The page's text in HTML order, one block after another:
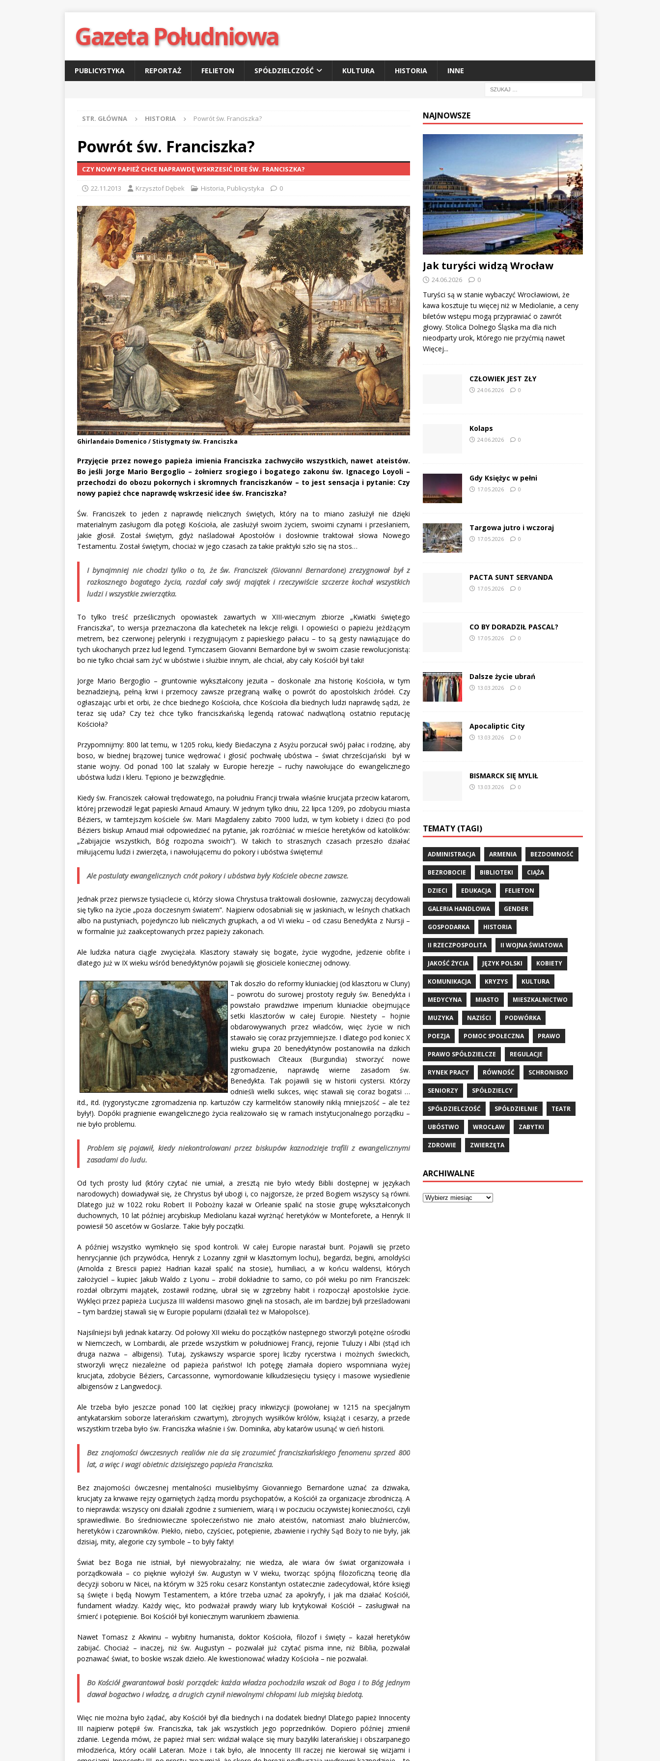
Gazeta Południowa
PUBLICYSTYKA REPORTAŻ FELIETON SPÓŁDZIELCZOŚĆ KULTURA HISTORIA INNE
STR. GŁÓWNA HISTORIA Powrót św. Franciszka?
Powrót św. Franciszka?
CZY NOWY PAPIEŻ CHCE NAPRAWDĘ WSKRZESIĆ IDEE ŚW. FRANCISZKA?
22.11.2013 Krzysztof Dębek Historia, Publicystyka 0
Ghirlandaio Domenico / Stistygmaty św. Franciszka
Przyjęcie przez nowego papieża imienia Franciszka zachwyciło wszystkich, nawet ateistów.
Bo jeśli Jorge Mario Bergoglio – żołnierz srogiego i bogatego zakonu św. Ignacego Loyoli –
przechodzi do obozu pokornych i skromnych franciszkanów – to jest sensacja i pytanie: Czy
nowy papież chce naprawdę wskrzesić idee św. Franciszka?
Św. Franciszek to jeden z naprawdę nielicznych świętych, który na to miano zasłużył nie dzięki
materialnym zasługom dla potęgi Kościoła, ale zasłużył swoim życiem, swoimi czynami i przesłaniem,
jakie głosił. Został świętym, gdyż naśladował Apostołów i dosłownie traktował słowa Nowego
Testamentu. Został świętym, chociaż w jego czasach za takie praktyki szło się na stos…
I bynajmniej nie chodzi tylko o to, że św. Franciszek (Giovanni Bernardone)zrezygnował był z
rozkosznego bogatego życia, rozdał cały swój majątek i rzeczywiście szczerze kochał wszystkich
ludzi i wszystkie zwierzątka.
To tylko treść prześlicznych opowiastek zawartych w XIII-wiecznym zbiorze „Kwiatki świętego
Franciszka”, to wersja przeznaczona dla katechetek na lekcje religii. I opowieści o papieżu jeżdżącym
metrem, bez czerwonej pelerynki i rezygnującym z papieskiego pałacu – to są gesty nawiązujące do
tych ukochanych przez lud legend. Tymczasem Giovanni Bernardone był w swoim czasie rewolucjonistą:
bo nie tylko chciał sam żyć w ubóstwie i służbie innym, ale chciał, aby cały Kościół był taki!
Jorge Mario Bergoglio – gruntownie wykształcony jezuita – doskonale zna historię Kościoła, w tym
beznadziejną, pełną krwi i przemocy zawsze przegraną walkę o powrót do apostolskich źródeł. Czy
ogłaszając urbi et orbi, że chce biednego Kościoła, chce Kościoła dla biednych ludzi naprawdę sądzi, że
teraz się uda? Czy też chce tylko franciszkańską legendą ratować nadwątloną ostatnio reputację
Kościoła?
Przypomnijmy: 800 lat temu, w 1205 roku, kiedy Biedaczyna z Asyżu porzucał swój pałac i rodzinę, aby
boso, w biednej brązowej tunice wędrować i głosić pochwałę ubóstwa – świat chrześcijański był w
stanie wojny. Od ponad 100 lat szalały w Europie herezje – ruchy nawołujące do ewangelicznego
ubóstwa ludzi i kleru. Tępiono je bezwzględnie.
Kiedy św. Franciszek całował trędowatego, na południu Francji trwała właśnie krucjata przeciw katarom,
której przewodził legat papieski Arnaud Amaury. W jednym tylko dniu, 22 lipca 1209, po zdobyciu miasta
Béziers, w tamtejszym kościele św. Marii Magdaleny zabito 7000 ludzi, w tym kobiety i dzieci (to pod
Béziers biskup Arnaud miał odpowiedzieć na pytanie, jak rozróżniać w mieście heretyków od katolików:
„Zabijajcie wszystkich, Bóg rozpozna swoich”). W takich to strasznych czasach przeszło działać
miłującemu ludzi i zwierzęta, i nawołującemu do pokory i ubóstwa świętemu!
Ale postulaty ewangelicznych cnót pokory i ubóstwabyły Kościele obecne zawsze.
Jednak przez pierwsze tysiąclecie ci, którzy słowa Chrystusa traktowali dosłownie, zazwyczaj decydowali
się tylko na życie „poza doczesnym światem”. Najpierw odosabniali się w jaskiniach, w leśnych chatkach
albo na pustyniach, pojedynczo lub nielicznych grupkach, a od VI wieku – od czasu Benedykta z Nursji –
w formalnie już zaakceptowanych przez papieży zakonach.
Ale ludzka natura ciągle zwyciężała. Klasztory stawały się bogate, życie wygodne, jedzenie obfite i
dlatego już w IX wieku wśród benedyktynów pojawili się głosiciele koniecznej odnowy.
Tak doszło do reformy kluniackiej (od klasztoru w Cluny)
– powrotu do surowej prostoty reguły św. Benedykta i
powstało prawdziwe imperium kluniackie obejmujące
setki klasztorów w całej Europie. Niestety – hojnie
obdarowywanych przez władców, więc życie w nich
stawało się coraz przyjemniejsze. I dlatego pod koniec X
wieku grupa 20 benedyktynów postanowiła na dzikich
pustkowiach Cîteaux (Burgundia) stworzyć nowe
zgromadzenie, naprawdę wierne zasadom św.
Benedykta. Tak pojawili się w historii cystersi. Którzy
odnieśli wielki sukces, więc stawali się coraz bogatsi …
itd., itd. (rygorystyczne zgromadzenia np. kartuzów czy karmelitów stanowiły nikłą mniejszość – ale też
były!). Dopóki pragnienie ewangelicznego życia realizowało się w ramach instytucjonalnego porządku –
nie było problemu.
Problem się pojawił, kiedy niekontrolowani przez biskupów kaznodziejetrafili z ewangelicznymi
zasadami do ludu.
Od tych prosty lud (który czytać nie umiał, a zresztą nie było wtedy Biblii dostępnej w językach
narodowych) dowiadywał się, że Chrystus był ubogi i, co najgorsze, że przed Bogiem wszyscy są równi.
Dlatego już w 1022 roku Robert II Pobożny kazał w Orleanie spalić na stosie grupę wykształconych
duchownych, 10 lat później arcybiskup Mediolanu kazał wyrżnąć heretyków w Monteforete, a Henryk II
powiesił 50 ascetów w Goslarze. Takie były początki.
A później wszystko wymknęło się spod kontroli. W całej Europie narastał bunt. Pojawili się przeto
henrycjannie (ich przywódca, Henryk z Lozanny zgnił w klasztornym lochu), begardzi, begini, arnoldyści
(Arnolda z Brescii papież Hadrian kazał spalić na stosie), humiliaci, a w końcu waldensi, których
założyciel – kupiec Jakub Waldo z Lyonu – zrobił dokładnie to samo, co pół wieku po nim Franciszek:
rozdał olbrzymi majątek, zostawił rodzinę, ubrał się w zgrzebny habit i rozpoczął apostolskie życie.
Wyklęci przez papieża Lucjusza III waldensi masowo ginęli na stosach, ale im bardziej byli prześladowani
– tym bardziej stawali się w Europie popularni (działali też w Małopolsce).
Najsilniejsi byli jednak katarzy. Od połowy XII wieku do początków następnego stworzyli potężne ośrodki
w Niemczech, w Lombardii, ale przede wszystkim w południowej Francji, rejonie Tuluzy i Albi (stąd ich
druga nazwa – albigensi). Tutaj, zyskawszy wsparcie sporej liczby rycerstwa i możnych świeckich,
stworzyli wręcz niezależne od papieża państwo! Ich potęgę złamała dopiero wspomniana wyżej
krucjata, zdobycie Béziers, Carcassonne, wymordowanie kilkudziesięciu tysięcy i masowe wysiedlenie
albigensów z Langwedocji.
Ale trzeba było jeszcze ponad 100 lat ciężkiej pracy inkwizycji (powołanej w 1215 na specjalnym
antykatarskim soborze laterańskim czwartym), zbrojnych wysiłków królów, książąt i cesarzy, a przede
wszystkim trzeba było św. Franciszka właśnie i św. Dominika, aby katarów usunąć w cień historii.
Bez znajomości ówczesnych realiów nie da się zrozumieć franciszkańskiego fenomenu sprzed 800
lat, a więc i wagi obietnic dzisiejszego papieża Franciszka.
Bez znajomości ówczesnej mentalności musielibyśmy Giovanniego Bernardone uznać za dziwaka,
krucjaty za krwawe rejzy ogarniętych żądzą mordu psychopatów, a Kościół za organizacje zbrodniczą. A
to nieprawda: wszyscy oni działali zgodnie z sumieniem, wiarą i w poczuciu oczywistej konieczności, czyli
sprawiedliwie. Bo średniowieczne społeczeństwo nie znało ateistów, natomiast znało bluźnierców,
heretyków i czarowników. Piekło, niebo, czyściec, potępienie, zbawienie i rychły Sąd Boży to nie były, jak
dzisiaj, mity, alegorie czy symbole – to były fakty!
Świat bez Boga nie istniał, był niewyobrażalny; nie wiedza, ale wiara ów świat organizowała i
porządkowała – co pięknie wyłożył św. Augustyn w V wieku, tworząc spójną filozoficzną teorię dla
decyzji soboru w Nicei, na którym w 325 roku cesarz Konstantyn ostatecznie zadecydował, które księgi
są święte i będą Nowym Testamentem, a które trzeba uznać za apokryfy, i jak ma działać Kościół,
fundament władzy. Każdy więc, kto podważał prawdy wiary lub krytykował Kościół – zasługiwał na
śmierć i potępienie. Boi Kościół był koniecznym warunkiem zbawienia.
Nawet Tomasz z Akwinu – wybitny humanista, doktor Kościoła, filozof i święty – kazał heretyków
zabijać. Chociaż – inaczej, niż św. Augustyn – pozwalał już czytać pisma inne, niż Biblia, pozwalał
poznawać świat, to boskie wszak dzieło. Ale kwestionować władzy Kościoła – nie pozwalał.
Bo Kościół gwarantował boski porządek: każda władza pochodziła wszak od Boga i to Bóg jednym
dawał bogactwo i władzę, a drugich czynił niewolnymi chłopami lub miejską biedotą.
Więc nie można było żądać, aby Kościół był dla biednych i na dodatek biedny! Dlatego papież Innocenty
III najpierw potępił św. Franciszka, tak jak wszystkich jego poprzedników. Dopiero później zmienił
zdanie. Legenda mówi, że papież miał sen: widział walące się mury bazyliki laterańskiej i obszarpanego
młodzieńca, który ocalił Lateran. Może i tak było, ale Innocenty III raczej nie kierował się wizjami i
NAJNOWSZE
Jak turyści widzą Wrocław
24.06.2026 0
Turyści są w stanie wybaczyć Wrocławiowi, że
kawa kosztuje tu więcej niż w Mediolanie, a ceny
biletów wstępu mogą przyprawiać o zawrót
głowy. Stolica Dolnego Śląska ma dla nich
nieodparty urok, którego nie przyćmią nawet
Więcej...
CZŁOWIEK JEST ZŁY
24.06.2026 0
Kolaps
24.06.2026 0
Gdy Księżyc w pełni
17.05.2026 0
Targowa jutro i wczoraj
17.05.2026 0
PACTA SUNT SERVANDA
17.05.2026 0
CO BY DORADZIŁ PASCAL?
17.05.2026 0
Dalsze życie ubrań
13.03.2026 0
Apocaliptic City
13.03.2026 0
BISMARCK SIĘ MYLIŁ
13.03.2026 0
TEMATY (TAGI)
ADMINISTRACJA ARMENIA BEZDOMNOŚĆ
BEZROBOCIE BIBLIOTEKI CIĄŻA
DZIECI EDUKACJA FELIETON
GALERIA HANDLOWA GENDER
GOSPODARKA HISTORIA
II RZECZPOSPOLITA II WOJNA ŚWIATOWA
JAKOŚĆ ŻYCIA JĘZYK POLSKI KOBIETY
KOMUNIKACJA KRYZYS KULTURA
MEDYCYNA MIASTO MIESZKALNICTWO
MUZYKA NAZIŚCI PODWÓRKA
POEZJA POMOC SPOŁECZNA PRAWO
PRAWO SPÓŁDZIELCZE REGULACJE
RYNEK PRACY RÓWNOŚĆ SCHRONISKO
SENIORZY SPÓŁDZIELCY
SPÓŁDZIELCZOŚĆ SPÓŁDZIELNIE TEATR
UBÓSTWO WROCŁAW ZABYTKI
ZDROWIE ZWIERZĘTA
ARCHIWALNE